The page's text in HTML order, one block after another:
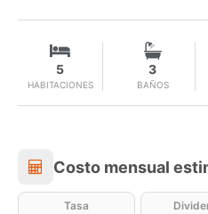
HABITACIONES
5
BAÑOS
3
Costo
Costo mensual
Tasa